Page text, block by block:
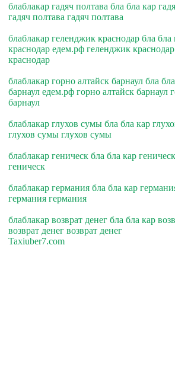
блаблакар гадяч полтава бла бла кар
гадяч полтава гадяч полтава
блаблакар геленджик краснодар бла
краснодар едем.рф геленджик
краснодар
блаблакар горно алтайск барнаул бла
барнаул едем.рф горно алтайск барнаул
барнаул
блаблакар глухов сумы бла бла кар
глухов сумы глухов сумы
блаблакар геническ бла бла кар
геническ
блаблакар германия бла бла кар
германия германия
блаблакар возврат денег бла бла кар
возврат денег возврат денег
Taxiuber7.com